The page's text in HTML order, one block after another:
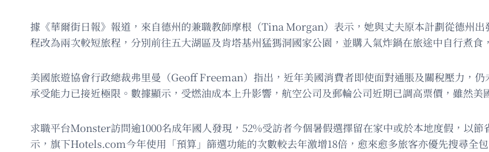
據《華爾街日報》報道，來自德州的兼職教師摩根（Tina Morgan）表示，她與丈夫原本計劃從德州
程改為兩次較短旅程，分別前往五大湖區及肯塔基州猛獁洞國家公園，並購入氣炸鍋在旅途中自行煮食
美國旅遊協會行政總裁弗里曼（Geoff Freeman）指出，近年美國消費者即使面對通脹及關稅壓力，
承受能力已接近極限。數據顯示，受燃油成本上升影響，航空公司及郵輪公司近期已調高票價，雖然
求職平台Monster訪問逾1000名成年國人發現，52%受訪者今個暑假選擇留在家中或於本地度假，以
示，旗下Hotels.com今年使用「預算」篩選功能的次數較去年激增18倍，愈來愈多旅客亦優先搜尋全